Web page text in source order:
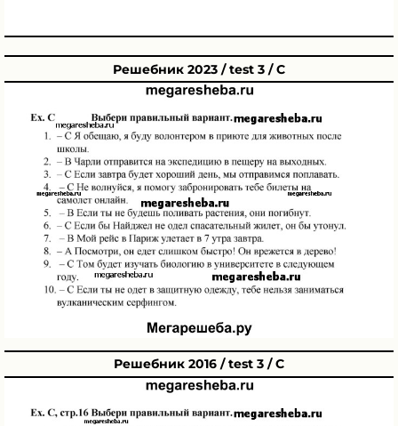
Решебник 2023 / test 3 / C
Решебник 2016 / test 3 / C